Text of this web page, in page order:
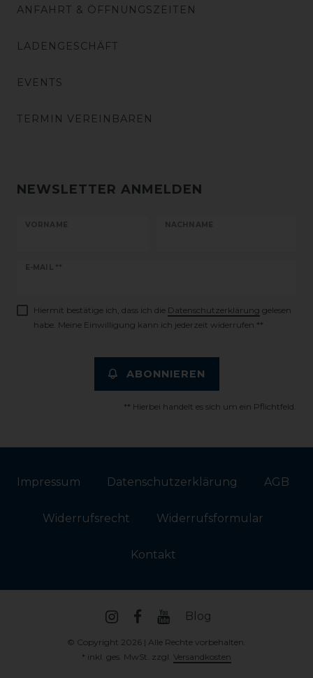
ANFAHRT & ÖFFNUNGSZEITEN
LADENGESCHÄFT
EVENTS
TERMIN VEREINBAREN
NEWSLETTER ANMELDEN
VORNAME NACHNAME
E-MAIL **
Newsletter
Hiermit bestätige ich, dass ich die Daten­schutz­erklärung gelesen
habe. Meine Einwilligung kann ich jederzeit widerrufen.**
ABONNIEREN
** Hierbei handelt es sich um ein Pflichtfeld.
Impressum Daten­schutz­erklärung AGB
Widerrufs­recht Widerrufs­formular
Kontakt
Blog
© Copyright 2026 | Alle Rechte vorbehalten.
* inkl. ges. MwSt. zzgl. Versandkosten